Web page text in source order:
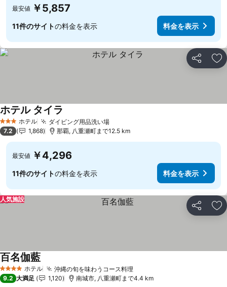
最安値 ￥5,857
11件のサイトの料金を表示 料金を表示
シェア お
3 ホテルのランク
ホテル ダイビング用品洗い場
ホテル タイラ
7.2 1,868 那覇, 八重瀬町まで12.5 km
最安値 ￥4,296
11件のサイトの料金を表示 料金を表示
シェア お
人気施設
4 ホテルのランク
ホテル 沖縄の旬を味わうコース料理
百名伽藍
9.2 大満足 1,120 南城市, 八重瀬町まで4.4 km